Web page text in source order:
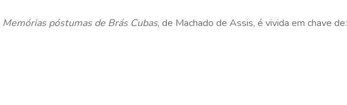
Memórias póstumas de Brás Cubas, de Machado de Assis, é vivida em chave de: